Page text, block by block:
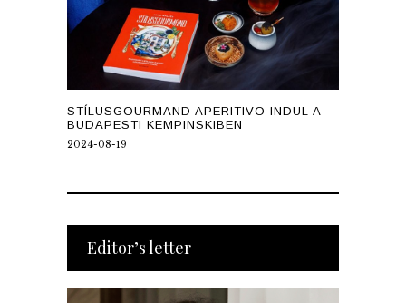
STÍLUSGOURMAND APERITIVO INDUL A
BUDAPESTI KEMPINSKIBEN
2024-08-19
Editor’s letter